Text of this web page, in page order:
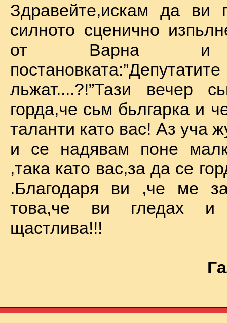
Здравейте,искам да ви
силното сценично
от Варна и
льжат....?!”Тази вечер
горда,че сьм бьлгарка и
таланти като вас! Аз уча
и се надявам поне
,така като вас,за да се
.Благодаря ви ,че ме
това,че ви гледах
щастлива!!!